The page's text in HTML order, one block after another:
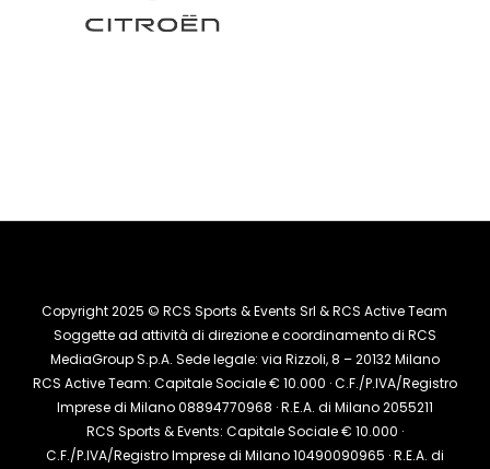
Copyright 2025 © RCS Sports & Events Srl & RCS Active Team
Soggette ad attività di direzione e coordinamento di RCS
MediaGroup S.p.A. Sede legale: via Rizzoli, 8 – 20132 Milano
RCS Active Team: Capitale Sociale € 10.000 · C.F./P.IVA/Registro
Imprese di Milano 08894770968 · R.E.A. di Milano 2055211
RCS Sports & Events: Capitale Sociale € 10.000 ·
C.F./P.IVA/Registro Imprese di Milano 10490090965 · R.E.A. di